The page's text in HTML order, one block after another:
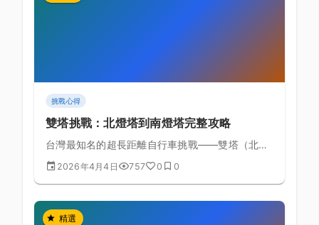
挑戰心得
雙塔挑戰：北燈塔到南燈塔完整攻略
台灣最知名的超長距離自行車挑戰——雙塔（北燈
塔到南燈塔）約539公里完整路線規劃、備賽要點
與安全注意事項。
2026年4月4日 757 0 0
精選